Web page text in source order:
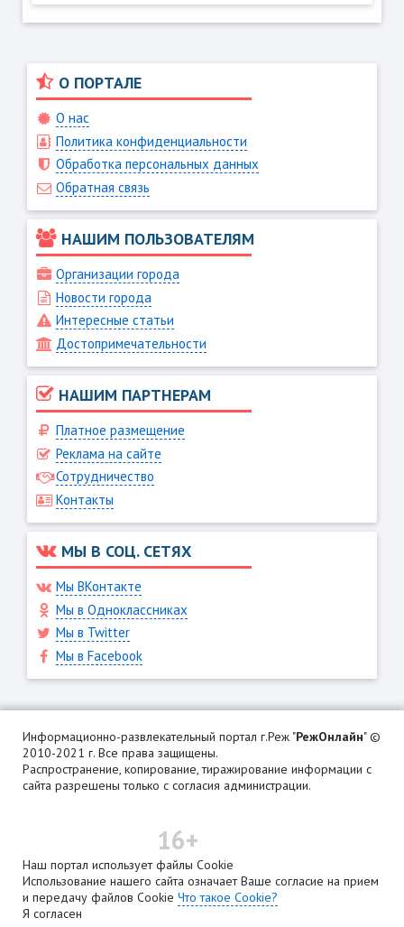
О ПОРТАЛЕ
О нас
Политика конфиденциальности
Обработка персональных данных
Обратная связь
НАШИМ ПОЛЬЗОВАТЕЛЯМ
Организации города
Новости города
Интересные статьи
Достопримечательности
НАШИМ ПАРТНЕРАМ
Платное размещение
Реклама на сайте
Сотрудничество
Контакты
МЫ В СОЦ. СЕТЯХ
Мы ВКонтакте
Мы в Одноклассниках
Мы в Twitter
Мы в Facebook
Информационно-развлекательный портал г.Реж "РежОнлайн" ©
2010-2021 г. Все права защищены.
Распространение, копирование, тиражирование информации с
сайта разрешены только с согласия администрации.
16+
Наш портал использует файлы Cookie
Использование нашего сайта означает Ваше согласие на прием
и передачу файлов Cookie Что такое Cookie?
Я согласен